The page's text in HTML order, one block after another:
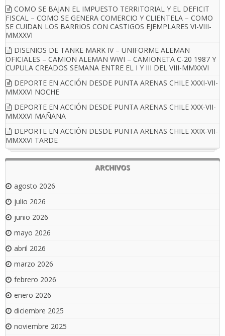
COMO SE BAJAN EL IMPUESTO TERRITORIAL Y EL DEFICIT
FISCAL – COMO SE GENERA COMERCIO Y CLIENTELA – COMO
SE CUIDAN LOS BARRIOS CON CASTIGOS EJEMPLARES VI-VIII-
MMXXVI
DISENIOS DE TANKE MARK IV – UNIFORME ALEMAN
OFICIALES – CAMION ALEMAN WWI – CAMIONETA C-20 1987 Y
CUPULA CREADOS SEMANA ENTRE EL I Y III DEL VIII-MMXXVI
DEPORTE EN ACCIÓN DESDE PUNTA ARENAS CHILE XXXI-VII-
MMXXVI NOCHE
DEPORTE EN ACCIÓN DESDE PUNTA ARENAS CHILE XXX-VII-
MMXXVI MAÑANA
DEPORTE EN ACCIÓN DESDE PUNTA ARENAS CHILE XXIX-VII-
MMXXVI TARDE
ARCHIVOS
agosto 2026
julio 2026
junio 2026
mayo 2026
abril 2026
marzo 2026
febrero 2026
enero 2026
diciembre 2025
noviembre 2025